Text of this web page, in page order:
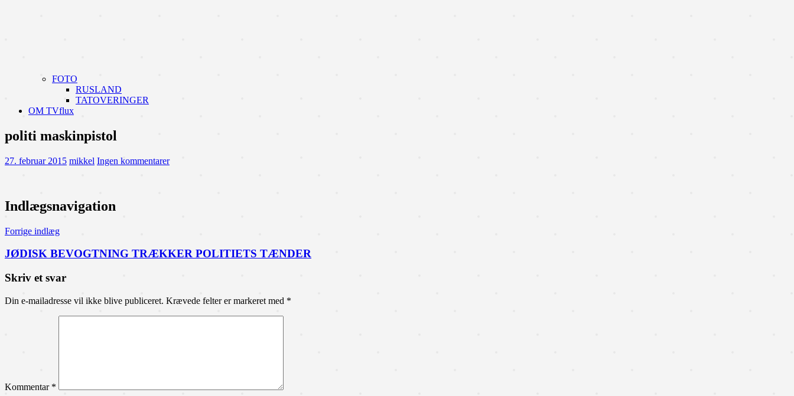
FOTO
RUSLAND
TATOVERINGER
OM TVflux
politi maskinpistol
27. februar 2015 mikkel Ingen kommentarer
Indlægsnavigation
Forrige indlæg
JØDISK BEVOGTNING TRÆKKER POLITIETS TÆNDER
Skriv et svar
Din e-mailadresse vil ikke blive publiceret. Krævede felter er markeret med *
Kommentar *